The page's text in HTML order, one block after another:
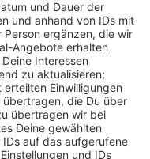
drei Männer ihnen
Frau die drei Männer
dem Mann
gegen das Bein
Handy der Frau
sucht die
der Unbekannten